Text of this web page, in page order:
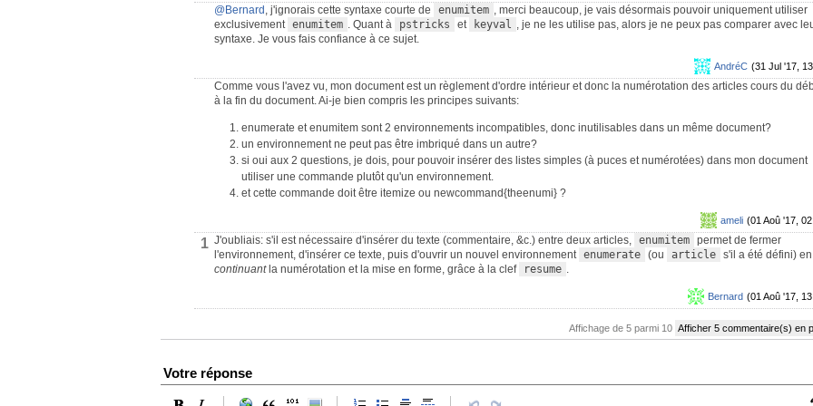
@Bernard , j'ignorais cette syntaxe courte de enumitem , merci beaucoup, je vais désormais pouvoir uniquement utiliser
exclusivement enumitem . Quant à pstricks et keyval , je ne les utilise pas, alors je ne peux pas comparer avec
syntaxe. Je vous fais confiance à ce sujet.
(31 Jul '17,
AndréC
Comme vous l'avez vu, mon document est un règlement d'ordre intérieur et donc la numérotation des articles cours du
à la fin du document. Ai-je bien compris les principes suivants:
enumerate et enumitem sont 2 environnements incompatibles, donc inutilisables dans un même document?
un environnement ne peut pas être imbriqué dans un autre?
si oui aux 2 questions, je dois, pour pouvoir insérer des listes simples (à puces et numérotées) dans mon document
utiliser une commande plutôt qu'un environnement.
et cette commande doit être itemize ou newcommand{theenumi} ?
(01 Aoû '17,
ameli
1 J'oubliais: s'il est nécessaire d'insérer du texte (commentaire, &c.) entre deux articles, enumitem permet de fermer
l'environnement, d'insérer ce texte, puis d'ouvrir un nouvel environnement enumerate (ou article s'il a été défini) en
continuantla numérotation et la mise en forme, grâce à la clef resume .
(01 Aoû '17,
Bernard
Affichage de 5 parmi 10 Afficher 5 commentaire(s) en
Votre réponse